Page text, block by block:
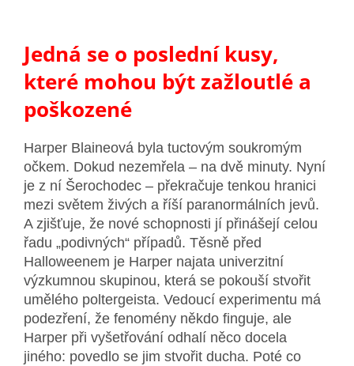
Jedná se o poslední kusy,
které mohou být zažloutlé a
poškozené
Harper Blaineová byla tuctovým soukromým
očkem. Dokud nezemřela – na dvě minuty. Nyní
je z ní Šerochodec – překračuje tenkou hranici
mezi světem živých a říší paranormálních jevů.
A zjišťuje, že nové schopnosti jí přinášejí celou
řadu „podivných“ případů. Těsně před
Halloweenem je Harper najata univerzitní
výzkumnou skupinou, která se pokouší stvořit
umělého poltergeista. Vedoucí experimentu má
podezření, že fenomény někdo finguje, ale
Harper při vyšetřování odhalí něco docela
jiného: povedlo se jim stvořit ducha. Poté co